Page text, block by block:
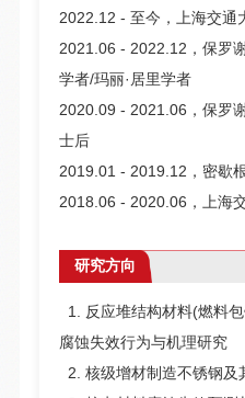
2022.12 - 至今，上海交通
2021.06 - 2022.12，保罗
学者/玛丽·居里学者
2020.09 - 2021.06，保罗
士后
2019.01 - 2019.12，密歇
2018.06 - 2020.06，上海
研究方向
1. 反应堆结构材料(燃料
腐蚀失效行为与机理研究
2. 核级增材制造不锈钢及